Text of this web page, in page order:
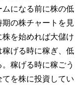
になる前に株の低
の株チャートを見
を始めれば大儲け
げる時に稼ぎ、低
稼げる時に稼ごう
を株に投資してい